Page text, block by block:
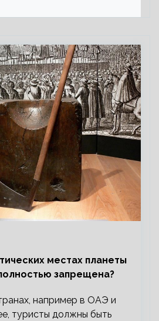
местах планеты
запрещена?
например в ОАЭ и
туристы должны быть